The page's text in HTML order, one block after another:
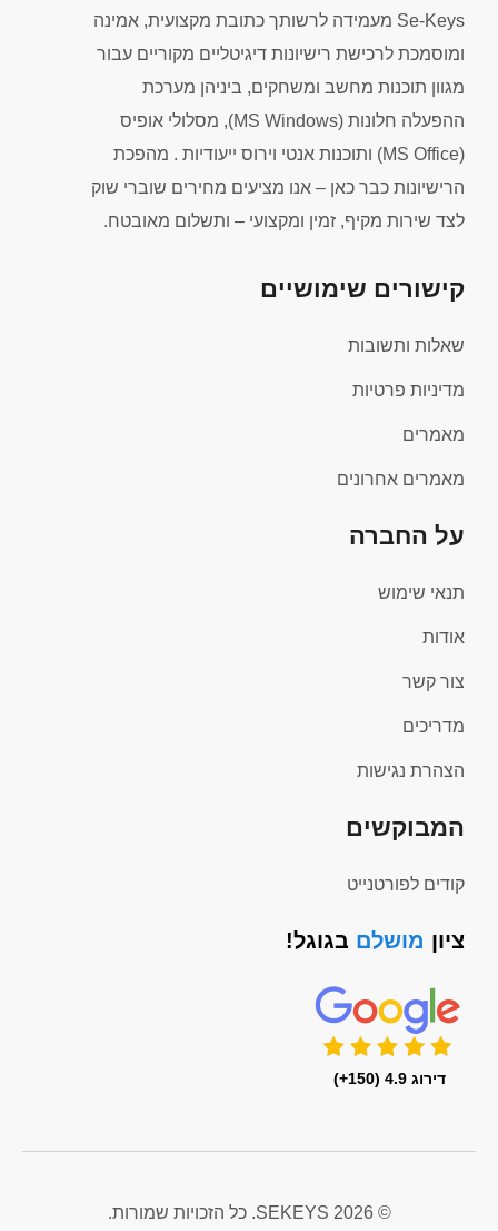
Se-Keys מעמידה לרשותך כתובת מקצועית, אמינה
ומוסמכת לרכישת רישיונות דיגיטליים מקוריים עבור
מגוון תוכנות מחשב ומשחקים, ביניהן מערכת
ההפעלה חלונות (MS Windows), מסלולי אופיס
(MS Office) ותוכנות אנטי וירוס ייעודיות . מהפכת
הרישיונות כבר כאן – אנו מציעים מחירים שוברי שוק
לצד שירות מקיף, זמין ומקצועי – ותשלום מאובטח.
קישורים שימושיים
שאלות ותשובות
מדיניות פרטיות
מאמרים
מאמרים אחרונים
על החברה
תנאי שימוש
אודות
צור קשר
מדריכים
הצהרת נגישות
המבוקשים
קודים לפורטנייט
ציון מושלם בגוגל!
דירוג 4.9 (150+)
© 2026 SEKEYS. כל הזכויות שמורות.